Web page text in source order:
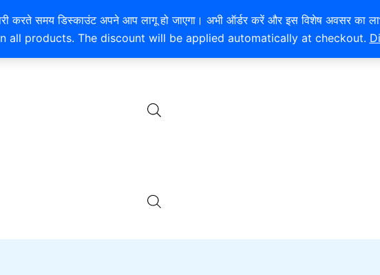
करते समय डिस्काउंट अपने आप लागू हो जाएगा। अभी ऑर्डर करें और इस विशेष अवसर
all products. The discount will be applied automatically at checkout.
EXTRA 10% OFF ON ONLINE PAYMENT